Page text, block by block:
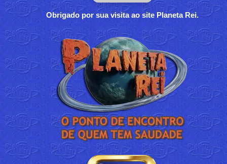
Obrigado por sua visita ao site Planeta Rei.